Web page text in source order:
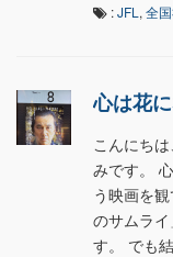
:JFL , 全
心は花
こんにち
みです。
う映画を
のサムラ
す。 でも